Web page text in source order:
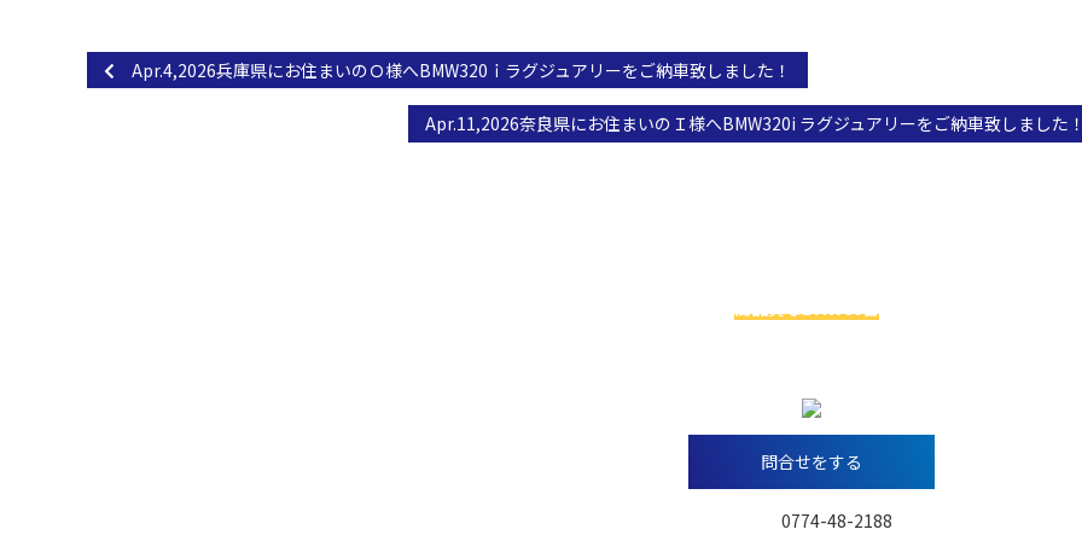
Apr.4,2026兵庫県にお住まいのＯ様へBMW320ｉラグジュアリーをご納車致しました！
Apr.11,2026奈良県にお住まいのＩ様へBMW320i ラグジュアリーをご納車致しました
問合せをする
0774-48-2188